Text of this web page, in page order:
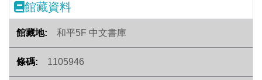
館藏資料
和平5F 中文書庫
1105946